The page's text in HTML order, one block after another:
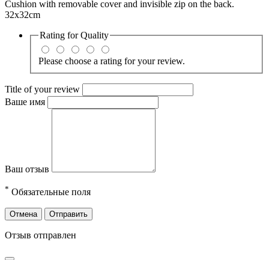
Cushion with removable cover and invisible zip on the back.
32x32cm
Rating forQuality
Please choose a rating for your review.
Title of your review
Ваше имя
Ваш отзыв
* Обязательные поля
Отмена Отправить
Отзыв отправлен